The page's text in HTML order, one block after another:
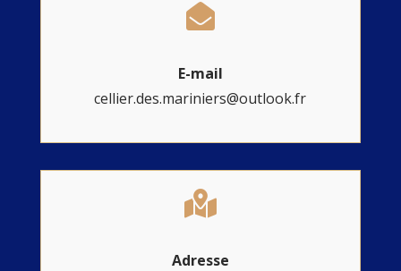

E-mail
cellier.des.mariniers@outlook.fr

Adresse